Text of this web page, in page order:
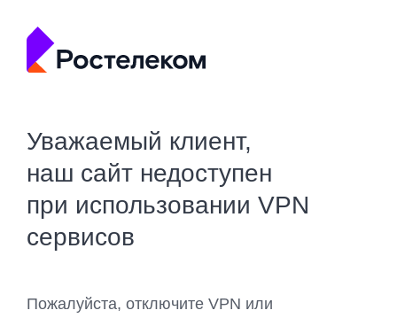
Уважаемый клиент,
наш сайт недоступен
при использовании VPN
сервисов
Пожалуйста, отключите VPN или